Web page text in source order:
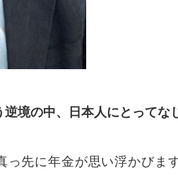
境の中、日本人にとってな
先に年金が思い浮かびま